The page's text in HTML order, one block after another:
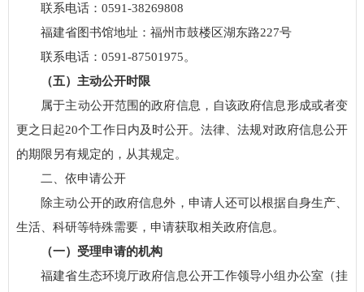
联系电话：0591-38269808
福建省图书馆地址：福州市鼓楼区湖东路227号
联系电话：0591-87501975。
（五）主动公开时限
属于主动公开范围的政府信息，自该政府信息形成或者变
更之日起20个工作日内及时公开。法律、法规对政府信息公开
的期限另有规定的，从其规定。
二、依申请公开
除主动公开的政府信息外，申请人还可以根据自身生产、
生活、科研等特殊需要，申请获取相关政府信息。
（一）受理申请的机构
福建省生态环境厅政府信息公开工作领导小组办公室（挂